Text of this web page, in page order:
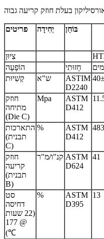
בעלת חוזק קריעה גבוה
פריטים יְחִידָה
בּוֹחֵן
צִיוּן
הוֹפָעָה
חָזוּתִי
קַשִׁיוּת
ש"א
ASTIM
D2240
חוזק
מתיחה
(Die C)
Mpa
ASTM
D412
התארכות
(תבנית
C)
%
ASTM
D412
483
חוזק
קריעה
(תבנית
B)
קנ"ו/מ"ר ASTM
D624
41
סט
דחיסה
(22 שעות
@ 177
℃)
%
ASTM
D395
13